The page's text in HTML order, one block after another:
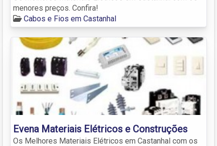
menores preços. Confira!
Cabos e Fios em Castanhal
Evena Materiais Elétricos e Construções
Os Melhores Materiais Elétricos em Castanhal com os